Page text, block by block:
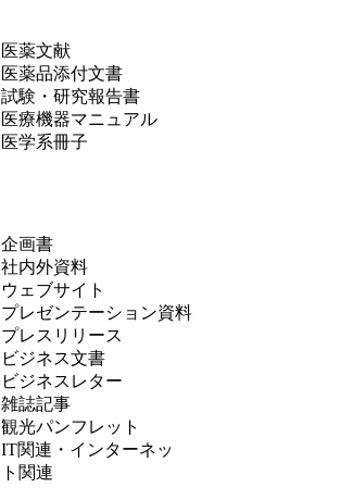
医薬文献
医薬品添付文書
試験・研究報告書
医療機器マニュアル
医学系冊子
企画書
社内外資料
ウェブサイト
プレゼンテーション資料
プレスリリース
ビジネス文書
ビジネスレター
雑誌記事
観光パンフレット
IT関連・インターネッ
ト関連